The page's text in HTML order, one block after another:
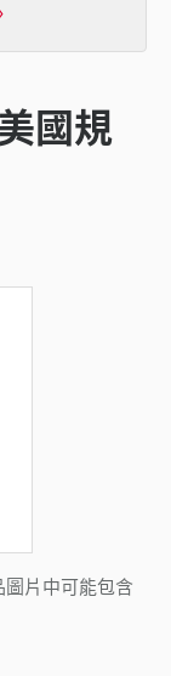
國規
片中可能包含